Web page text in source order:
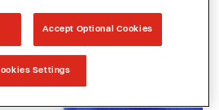
vertaalt naar
& Schmidt
Accept Optional Cookies
Settings